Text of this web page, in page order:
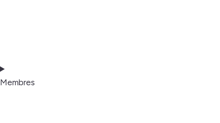
Membres